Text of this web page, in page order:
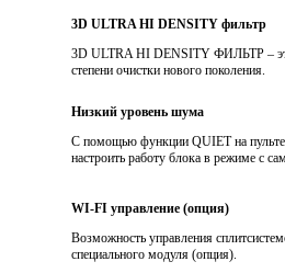
3D ULTRA HI DENSITY фильтр
3D ULTRA HI DENSITY ФИЛЬТР –
степени очистки нового поколения.
Низкий уровень шума
С помощью функции QUIET на пульте
настроить работу блока в режиме с
WI-FI управление (опция)
Возможность управления
специального модуля (опция).